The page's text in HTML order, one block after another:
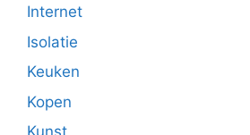
Internet
Isolatie
Keuken
Kopen